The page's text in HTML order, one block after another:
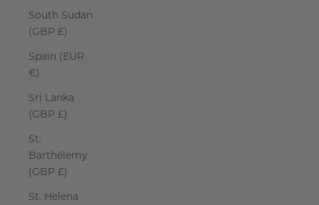
South Sudan
(GBP £)
Spain (EUR
€)
Sri Lanka
(GBP £)
St.
Barthélemy
(GBP £)
St. Helena